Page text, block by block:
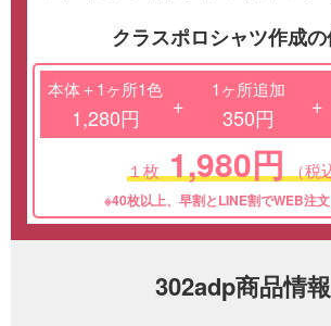
クラスポロシャツ作成
本体＋1ヶ所1色
1,280円 +
1ヶ所追加
350円 +
１枚 1,980円 （税
※40枚以上、早割とLINE割でWEB注
302adp商品情報